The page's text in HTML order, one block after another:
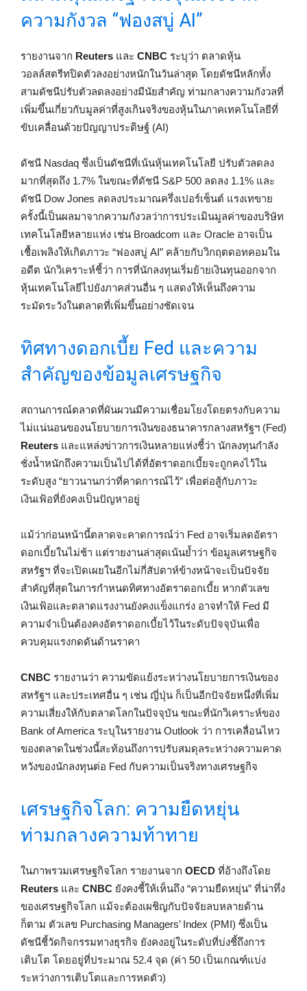
ความกังวล “ฟองสบู่ AI”
รายงานจาก Reuters และ CNBC ระบุว่า ตลาดหุ้น
วอลล์สตรีทปิดตัวลงอย่างหนักในวันล่าสุด โดยดัชนีหลักทั้ง
สามดัชนีปรับตัวลดลงอย่างมีนัยสำคัญ ท่ามกลางความกังวลที่
เพิ่มขึ้นเกี่ยวกับมูลค่าที่สูงเกินจริงของหุ้นในภาคเทคโนโลยีที่
ขับเคลื่อนด้วยปัญญาประดิษฐ์ (AI)
ดัชนี Nasdaq ซึ่งเป็นดัชนีที่เน้นหุ้นเทคโนโลยี ปรับตัวลดลง
มากที่สุดถึง 1.7% ในขณะที่ดัชนี S&P 500 ลดลง 1.1% และ
ดัชนี Dow Jones ลดลงประมาณครึ่งเปอร์เซ็นต์ แรงเทขาย
ครั้งนี้เป็นผลมาจากความกังวลว่าการประเมินมูลค่าของบริษัท
เทคโนโลยีหลายแห่ง เช่น Broadcom และ Oracle อาจเป็น
เชื้อเพลิงให้เกิดภาวะ “ฟองสบู่ AI” คล้ายกับวิกฤตดอทคอมใน
อดีต นักวิเคราะห์ชี้ว่า การที่นักลงทุนเริ่มย้ายเงินทุนออกจาก
หุ้นเทคโนโลยีไปยังภาคส่วนอื่น ๆ แสดงให้เห็นถึงความ
ระมัดระวังในตลาดที่เพิ่มขึ้นอย่างชัดเจน
ทิศทางดอกเบี้ย Fed และความ
สำคัญของข้อมูลเศรษฐกิจ
สถานการณ์ตลาดที่ผันผวนมีความเชื่อมโยงโดยตรงกับความ
ไม่แน่นอนของนโยบายการเงินของธนาคารกลางสหรัฐฯ (Fed)
Reuters และแหล่งข่าวการเงินหลายแห่งชี้ว่า นักลงทุนกำลัง
ชั่งน้ำหนักถึงความเป็นไปได้ที่อัตราดอกเบี้ยจะถูกคงไว้ใน
ระดับสูง “ยาวนานกว่าที่คาดการณ์ไว้” เพื่อต่อสู้กับภาวะ
เงินเฟ้อที่ยังคงเป็นปัญหาอยู่
แม้ว่าก่อนหน้านี้ตลาดจะคาดการณ์ว่า Fed อาจเริ่มลดอัตรา
ดอกเบี้ยในไม่ช้า แต่รายงานล่าสุดเน้นย้ำว่า ข้อมูลเศรษฐกิจ
สหรัฐฯ ที่จะเปิดเผยในอีกไม่กี่สัปดาห์ข้างหน้าจะเป็นปัจจัย
สำคัญที่สุดในการกำหนดทิศทางอัตราดอกเบี้ย หากตัวเลข
เงินเฟ้อและตลาดแรงงานยังคงแข็งแกร่ง อาจทำให้ Fed มี
ความจำเป็นต้องคงอัตราดอกเบี้ยไว้ในระดับปัจจุบันเพื่อ
ควบคุมแรงกดดันด้านราคา
CNBC รายงานว่า ความขัดแย้งระหว่างนโยบายการเงินของ
สหรัฐฯ และประเทศอื่น ๆ เช่น ญี่ปุ่น ก็เป็นอีกปัจจัยหนึ่งที่เพิ่ม
ความเสี่ยงให้กับตลาดโลกในปัจจุบัน ขณะที่นักวิเคราะห์ของ
Bank of America ระบุในรายงาน Outlook ว่า การเคลื่อนไหว
ของตลาดในช่วงนี้สะท้อนถึงการปรับสมดุลระหว่างความคาด
หวังของนักลงทุนต่อ Fed กับความเป็นจริงทางเศรษฐกิจ
เศรษฐกิจโลก: ความยืดหยุ่น
ท่ามกลางความท้าทาย
ในภาพรวมเศรษฐกิจโลก รายงานจาก OECD ที่อ้างถึงโดย
Reuters และ CNBC ยังคงชี้ให้เห็นถึง “ความยืดหยุ่น” ที่น่าทึ่ง
ของเศรษฐกิจโลก แม้จะต้องเผชิญกับปัจจัยลบหลายด้าน
ก็ตาม ตัวเลข Purchasing Managers’ Index (PMI) ซึ่งเป็น
ดัชนีชี้วัดกิจกรรมทางธุรกิจ ยังคงอยู่ในระดับที่บ่งชี้ถึงการ
เติบโต โดยอยู่ที่ประมาณ 52.4 จุด (ค่า 50 เป็นเกณฑ์แบ่ง
ระหว่างการเติบโตและการหดตัว)